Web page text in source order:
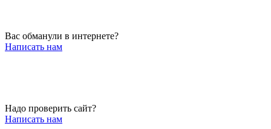
Вас обманули в интернете?
Написать нам
Надо проверить сайт?
Написать нам